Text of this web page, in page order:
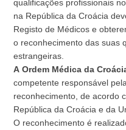
qualificações profissionais
na República da Croácia
Registo de Médicos e
o reconhecimento das suas
estrangeiras.
A Ordem Médica da
competente responsável
reconhecimento, de acordo
República da Croácia e da
O reconhecimento é